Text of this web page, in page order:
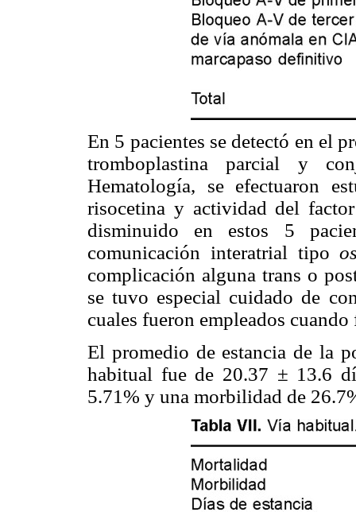
En 5 pacientes se detectó en el
tromboplastina parcial y
Hematología, se efectuaron
risocetina y actividad del
disminuido en estos 5
comunicación interatrial tipo
complicación alguna trans o
se tuvo especial cuidado de
cuales fueron empleados cuando
El promedio de estancia de la
habitual fue de 20.37 ± 13.6
5.71% y una morbilidad de